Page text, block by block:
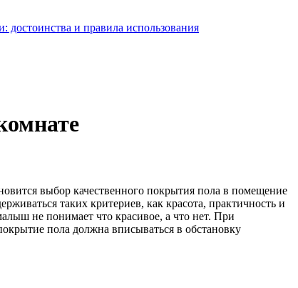
выбор качественного покрытия пола в помещение
таких критериев, как красота, практичность и
не понимает что красивое, а что нет. При
пола должна вписываться в обстановку